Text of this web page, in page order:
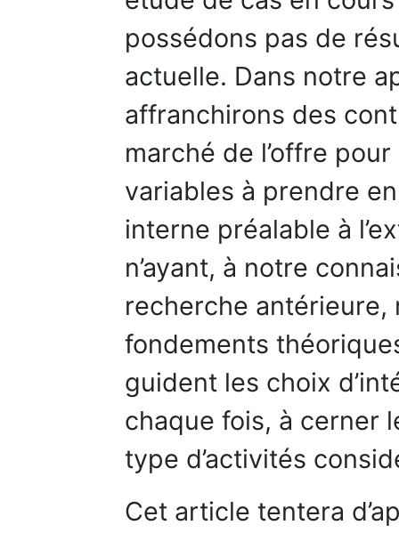
possédons pas de
actuelle. Dans notre
affranchirons des
marché de l’offre
variables à prendre
interne préalable à
n’ayant, à notre
recherche antérieure,
fondements
guident les choix
chaque fois, à cerner
type d’activités
Cet article tentera